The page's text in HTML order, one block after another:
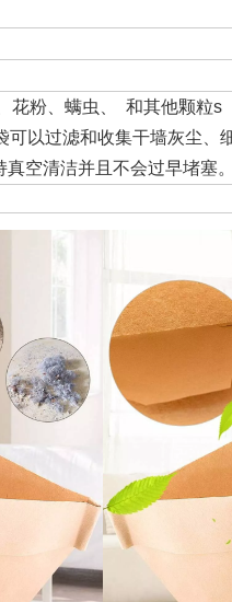
花粉、螨虫、 和其他颗粒s
可以过滤和收集干墙灰尘、
空清洁并且不会过早堵塞。